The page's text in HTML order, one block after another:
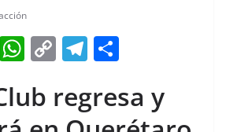
E W
at
s
C
p
y
T
e
gr
ar
e
regresa y